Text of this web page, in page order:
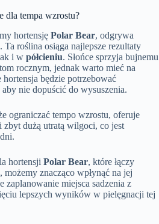
dla tempa wzrostu?
hortensję Polar Bear, odgrywa
roślina osiąga najlepsze rezultaty
i w półcieniu. Słońce sprzyja bujnemu
rocznym, jednak warto mieć na
będzie potrzebować
nie dopuścić do wysuszenia.
ograniczać tempo wzrostu, oferuje
zbyt dużą utratą wilgoci, co jest
hortensji Polar Bear, które łączy
możemy znacząco wpłynąć na jej
miejsca sadzenia z
lepszych wyników w pielęgnacji tej